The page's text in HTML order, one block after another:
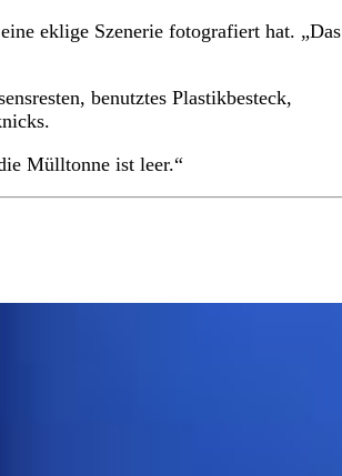
eklige Szenerie fotografiert hat. „Das
benutztes Plastikbesteck,
Mülltonne ist leer.“